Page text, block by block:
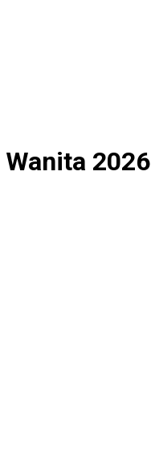
2026